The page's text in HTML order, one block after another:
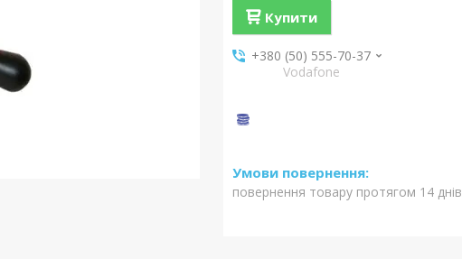
Купити
+380 (50) 555-70-37
Vodafone
повернення товару протягом 14 днів